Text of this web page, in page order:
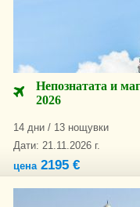
Непознатата и
2026
14 дни / 13 нощувки
Дати: 21.11.2026 г.
цена2195 €